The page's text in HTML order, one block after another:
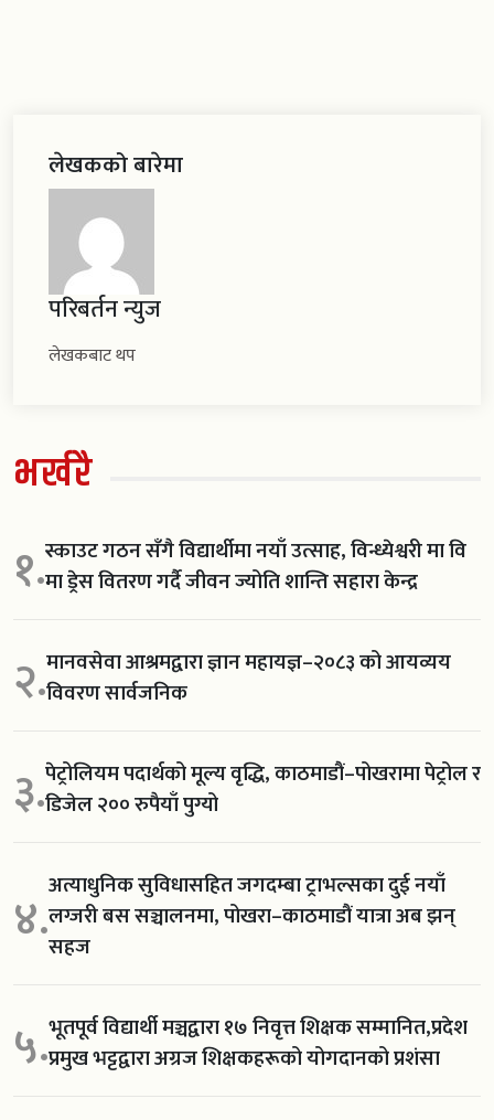
लेखकको बारेमा
परिबर्तन न्युज
लेखकबाट थप
भर्खरै
१.स्काउट गठन सँगै विद्यार्थीमा नयाँ उत्साह, विन्ध्येश्वरी मा वि
मा ड्रेस वितरण गर्दै जीवन ज्योति शान्ति सहारा केन्द्र
२.मानवसेवा आश्रमद्वारा ज्ञान महायज्ञ–२०८३ को आयव्यय
विवरण सार्वजनिक
३.पेट्रोलियम पदार्थको मूल्य वृद्धि, काठमाडौं–पोखरामा पेट्रोल र
डिजेल २०० रुपैयाँ पुग्यो
४.अत्याधुनिक सुविधासहित जगदम्बा ट्राभल्सका दुई नयाँ
लग्जरी बस सञ्चालनमा, पोखरा–काठमाडौं यात्रा अब झन्
सहज
५.भूतपूर्व विद्यार्थी मञ्चद्वारा १७ निवृत्त शिक्षक सम्मानित,प्रदेश
प्रमुख भट्टद्वारा अग्रज शिक्षकहरूको योगदानको प्रशंसा